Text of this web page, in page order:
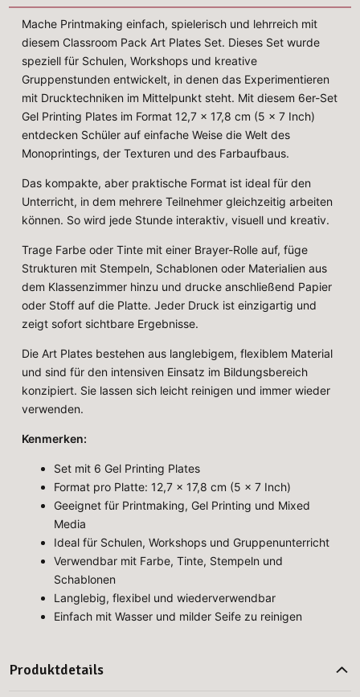
Mache Printmaking einfach, spielerisch und lehrreich mit
diesem Classroom Pack Art Plates Set. Dieses Set wurde
speziell für Schulen, Workshops und kreative
Gruppenstunden entwickelt, in denen das Experimentieren
mit Drucktechniken im Mittelpunkt steht. Mit diesem 6er-Set
Gel Printing Plates im Format 12,7 x 17,8 cm (5 x 7 Inch)
entdecken Schüler auf einfache Weise die Welt des
Monoprintings, der Texturen und des Farbaufbaus.
Das kompakte, aber praktische Format ist ideal für den
Unterricht, in dem mehrere Teilnehmer gleichzeitig arbeiten
können. So wird jede Stunde interaktiv, visuell und kreativ.
Trage Farbe oder Tinte mit einer Brayer-Rolle auf, füge
Strukturen mit Stempeln, Schablonen oder Materialien aus
dem Klassenzimmer hinzu und drucke anschließend Papier
oder Stoff auf die Platte. Jeder Druck ist einzigartig und
zeigt sofort sichtbare Ergebnisse.
Die Art Plates bestehen aus langlebigem, flexiblem Material
und sind für den intensiven Einsatz im Bildungsbereich
konzipiert. Sie lassen sich leicht reinigen und immer wieder
verwenden.
Kenmerken:
Set mit 6 Gel Printing Plates
Format pro Platte: 12,7 x 17,8 cm (5 x 7 Inch)
Geeignet für Printmaking, Gel Printing und Mixed
Media
Ideal für Schulen, Workshops und Gruppenunterricht
Verwendbar mit Farbe, Tinte, Stempeln und
Schablonen
Langlebig, flexibel und wiederverwendbar
Einfach mit Wasser und milder Seife zu reinigen
Produktdetails